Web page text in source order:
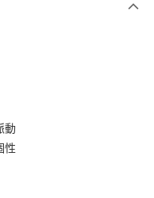
富邦商業銀行
國際商業銀行
動
性